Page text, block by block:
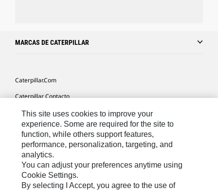
MARCAS DE CATERPILLAR
Caterpillar.com
Caterpillar Contacto
Mis Preferencias De Marketing
Site Map
Cookie Settings
Legal
Privacy
This site uses cookies to improve your
experience. Some are required for the site to
function, while others support features,
performance, personalization, targeting, and
analytics.
You can adjust your preferences anytime using
Cookie Settings.
By selecting I Accept, you agree to the use of